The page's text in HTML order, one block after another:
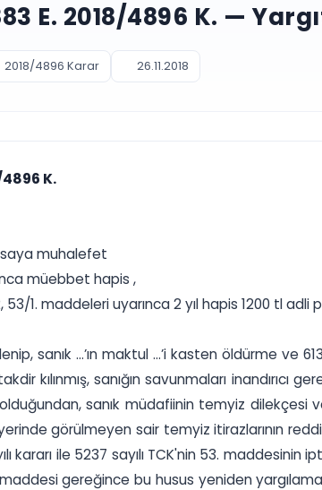
E. 2018/4896 K. —
2018/4896 Karar 26.11.2018
4896 K.
muhalefet
müebbet hapis ,
53/1. maddeleri uyarınca 2 yıl hapis 1200 tl adli
sanık ...’ın maktul ...’i kasten öldürme ve
kılınmış, sanığın savunmaları
sanık müdafiinin temyiz
görülmeyen sair temyiz itirazlarının
kararı ile 5237 sayılı TCK'nin 53.
gereğince bu husus yeniden